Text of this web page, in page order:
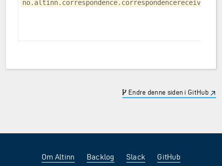
Endre denne siden i GitHub
Om Altinn Backlog Slack GitHub